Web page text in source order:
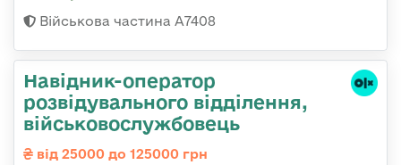
Військова частина А7408
Навідник-оператор
розвідувального відділення,
військовослужбовець
від 25000 до 125000 грн